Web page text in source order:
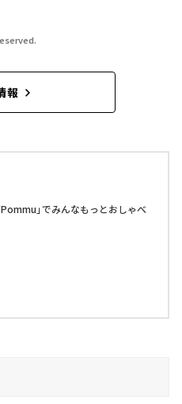
報
Pommu」でみんなもっとおしゃべ